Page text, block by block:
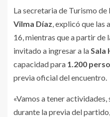
La secretaria de Turismo de
Vilma Díaz, explicó que las
16, mientras que a partir de
invitado a ingresar a laSala
capacidad para 1.200
previa oficial del encuentro.
«Vamos a tener
durante la previa del